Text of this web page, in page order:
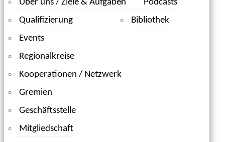
Über uns / Ziele & Aufgaben
Qualifizierung
Events
Regionalkreise
Kooperationen / Netzwerk
Gremien
Geschäftsstelle
Mitgliedschaft
Podcasts
Bibliothek